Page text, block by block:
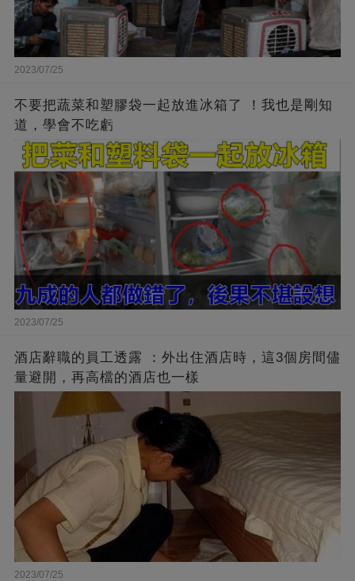
2023/07/25
不要把蔬菜和塑膠袋一起放進冰箱了 ！我也是剛知
道，學會不吃虧
2023/07/25
酒店辭職的員工透露 ：外出住酒店時，這3個房間儘
量避開，再高檔的酒店也一樣
2023/07/25